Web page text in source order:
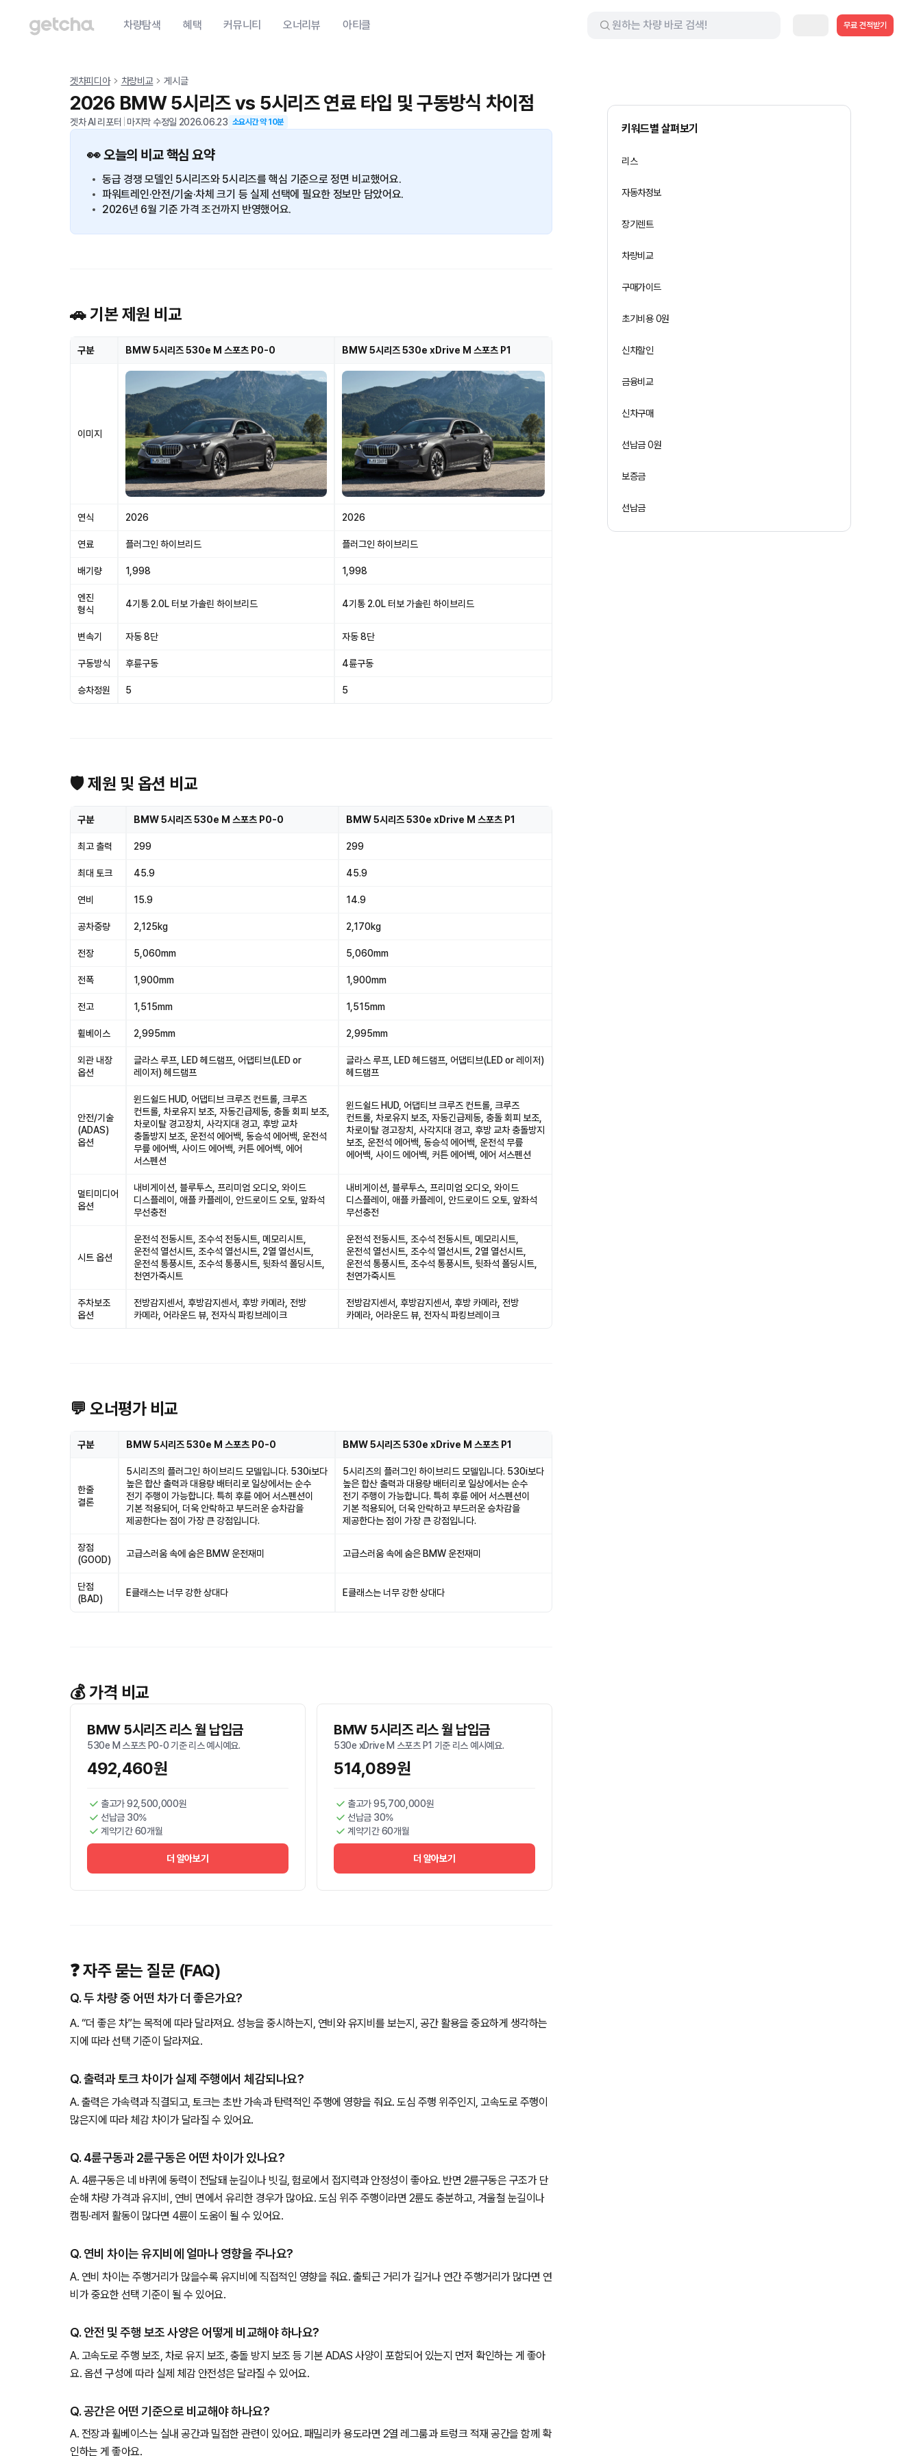
차량탐색 혜택 커뮤니티 오너리뷰 아티클 무료 견적받기
겟차피디아 차량비교 게시글
2026 BMW 5시리즈 vs 5시리즈 연료 타입 및 구동방식 차이점
겟차 AI 리포터 마지막 수정일 2026.06.23 소요시간 약10분
👀 오늘의 비교 핵심 요약
동급 경쟁 모델인 5시리즈와 5시리즈를 핵심 기준으로 정면 비교했어요.
파워트레인·안전/기술·차체 크기 등 실제 선택에 필요한 정보만 담았어요.
2026년 6월 기준 가격 조건까지 반영했어요.
🚗 기본 제원 비교
구분 BMW 5시리즈 530e M 스포츠 P0-0 BMW 5시리즈 530e xDrive M 스포츠 P1
이미지
연식 2026 2026
연료 플러그인 하이브리드 플러그인 하이브리드
배기량 1,998 1,998
엔진
형식
4기통 2.0L 터보 가솔린 하이브리드 4기통 2.0L 터보 가솔린 하이브리드
변속기 자동 8단 자동 8단
구동방식 후륜구동 4륜구동
승차정원 5 5
🛡 제원 및 옵션 비교
구분 BMW 5시리즈 530e M 스포츠 P0-0 BMW 5시리즈 530e xDrive M 스포츠 P1
최고 출력 299 299
최대 토크 45.9 45.9
연비 15.9 14.9
공차중량 2,125kg 2,170kg
전장 5,060mm 5,060mm
전폭 1,900mm 1,900mm
전고 1,515mm 1,515mm
휠베이스 2,995mm 2,995mm
외관 내장
옵션
글라스 루프, LED 헤드램프, 어댑티브(LED or
레이저) 헤드램프
글라스 루프, LED 헤드램프, 어댑티브(LED or 레이저)
헤드램프
안전/기술
(ADAS)
옵션
윈드쉴드 HUD, 어댑티브 크루즈 컨트롤, 크루즈
컨트롤, 차로유지 보조, 자동긴급제동, 충돌 회피 보조,
차로이탈 경고장치, 사각지대 경고, 후방 교차
충돌방지 보조, 운전석 에어백, 동승석 에어백, 운전석
무릎 에어백, 사이드 에어백, 커튼 에어백, 에어
서스펜션
윈드쉴드 HUD, 어댑티브 크루즈 컨트롤, 크루즈
컨트롤, 차로유지 보조, 자동긴급제동, 충돌 회피 보조,
차로이탈 경고장치, 사각지대 경고, 후방 교차 충돌방지
보조, 운전석 에어백, 동승석 에어백, 운전석 무릎
에어백, 사이드 에어백, 커튼 에어백, 에어 서스펜션
멀티미디어
옵션
내비게이션, 블루투스, 프리미엄 오디오, 와이드
디스플레이, 애플 카플레이, 안드로이드 오토, 앞좌석
무선충전
내비게이션, 블루투스, 프리미엄 오디오, 와이드
디스플레이, 애플 카플레이, 안드로이드 오토, 앞좌석
무선충전
시트 옵션
운전석 전동시트, 조수석 전동시트, 메모리시트,
운전석 열선시트, 조수석 열선시트, 2열 열선시트,
운전석 통풍시트, 조수석 통풍시트, 뒷좌석 폴딩시트,
천연가죽시트
운전석 전동시트, 조수석 전동시트, 메모리시트,
운전석 열선시트, 조수석 열선시트, 2열 열선시트,
운전석 통풍시트, 조수석 통풍시트, 뒷좌석 폴딩시트,
천연가죽시트
주차보조
옵션
전방감지센서, 후방감지센서, 후방 카메라, 전방
카메라, 어라운드 뷰, 전자식 파킹브레이크
전방감지센서, 후방감지센서, 후방 카메라, 전방
카메라, 어라운드 뷰, 전자식 파킹브레이크
💬 오너평가 비교
구분 BMW 5시리즈 530e M 스포츠 P0-0 BMW 5시리즈 530e xDrive M 스포츠 P1
한줄
결론
5시리즈의 플러그인 하이브리드 모델입니다. 530i보다
높은 합산 출력과 대용량 배터리로 일상에서는 순수
전기 주행이 가능합니다. 특히 후륜 에어 서스펜션이
기본 적용되어, 더욱 안락하고 부드러운 승차감을
제공한다는 점이 가장 큰 강점입니다.
5시리즈의 플러그인 하이브리드 모델입니다. 530i보다
높은 합산 출력과 대용량 배터리로 일상에서는 순수
전기 주행이 가능합니다. 특히 후륜 에어 서스펜션이
기본 적용되어, 더욱 안락하고 부드러운 승차감을
제공한다는 점이 가장 큰 강점입니다.
장점
(GOOD)
고급스러움 속에 숨은 BMW 운전재미 고급스러움 속에 숨은 BMW 운전재미
단점
(BAD)
E클래스는 너무 강한 상대다 E클래스는 너무 강한 상대다
💰 가격 비교
BMW 5시리즈 리스 월 납입금
530e M 스포츠 P0-0 기준 리스 예시예요.
492,460원
출고가 92,500,000원
선납금 30%
계약기간 60개월
더 알아보기
BMW 5시리즈 리스 월 납입금
530e xDrive M 스포츠 P1 기준 리스 예시예요.
514,089원
출고가 95,700,000원
선납금 30%
계약기간 60개월
더 알아보기
❓ 자주 묻는 질문 (FAQ)
Q. 두 차량 중 어떤 차가 더 좋은가요?
A. “더 좋은 차”는 목적에 따라 달라져요. 성능을 중시하는지, 연비와 유지비를 보는지, 공간 활용을 중요하게 생각하는
지에 따라 선택 기준이 달라져요.
Q. 출력과 토크 차이가 실제 주행에서 체감되나요?
A. 출력은 가속력과 직결되고, 토크는 초반 가속과 탄력적인 주행에 영향을 줘요. 도심 주행 위주인지, 고속도로 주행이
많은지에 따라 체감 차이가 달라질 수 있어요.
Q. 4륜구동과 2륜구동은 어떤 차이가 있나요?
A. 4륜구동은 네 바퀴에 동력이 전달돼 눈길이나 빗길, 험로에서 접지력과 안정성이 좋아요. 반면 2륜구동은 구조가 단
순해 차량 가격과 유지비, 연비 면에서 유리한 경우가 많아요. 도심 위주 주행이라면 2륜도 충분하고, 겨울철 눈길이나
캠핑·레저 활동이 많다면 4륜이 도움이 될 수 있어요.
Q. 연비 차이는 유지비에 얼마나 영향을 주나요?
A. 연비 차이는 주행거리가 많을수록 유지비에 직접적인 영향을 줘요. 출퇴근 거리가 길거나 연간 주행거리가 많다면 연
비가 중요한 선택 기준이 될 수 있어요.
Q. 안전 및 주행 보조 사양은 어떻게 비교해야 하나요?
A. 고속도로 주행 보조, 차로 유지 보조, 충돌 방지 보조 등 기본 ADAS 사양이 포함되어 있는지 먼저 확인하는 게 좋아
요. 옵션 구성에 따라 실제 체감 안전성은 달라질 수 있어요.
Q. 공간은 어떤 기준으로 비교해야 하나요?
A. 전장과 휠베이스는 실내 공간과 밀접한 관련이 있어요. 패밀리카 용도라면 2열 레그룸과 트렁크 적재 공간을 함께 확
인하는 게 좋아요.
키워드별 살펴보기
리스
자동차정보
장기렌트
차량비교
구매가이드
초기비용 0원
신차할인
금융비교
신차구매
선납금 0원
보증금
선납금